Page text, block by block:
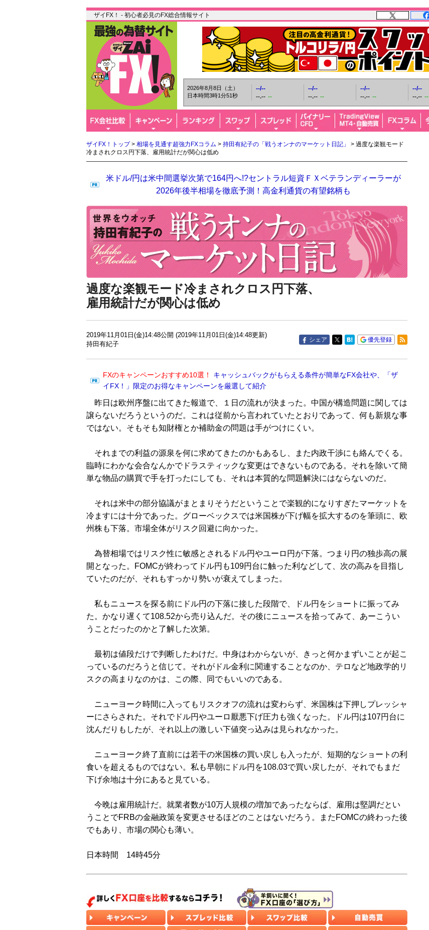
ザイFX！ - 初心者必見のFX総合情報サイト
2026年8月8日（土）
日本時間3時1分52秒
--/--
--.-- --
--/--
--.-- --
--/--
--.-- --
--/--
--.-- --
ザイFX！トップ> 相場を見通す超強力FXコラム > 持田有紀子の「戦うオンナのマーケット日記」
> 過度な楽観モード
冷まされクロス円下落、雇用統計だが関心は低め
米ドル/円は米中間選挙次第で164円へ!?セントラル短資ＦＸベテランディーラーが
2026年後半相場を徹底予測！高金利通貨の有望銘柄も
過度な楽観モード冷まされクロス円下落、
雇用統計だが関心は低め
2019年11月01日(金)14:48公開 (2019年11月01日(金)14:48更新)
持田有紀子
シェア 優先登録
FXのキャンペーンおすすめ10選！
キャッシュバックがもらえる条件が簡単なFX会社や、「ザ
イFX！」限定のお得なキャンペーンを厳選して紹介
昨日は欧州序盤に出てきた報道で、１日の流れが決まった。中国が構造問題に関しては
譲らないだろうというのだ。これは従前から言われていたとおりであって、何も新規な事
ではない。そもそも知財権とか補助金の問題は手がつけにくい。
それまでの利益の源泉を何に求めてきたのかもあるし、また内政干渉にも絡んでくる。
臨時にわかな会合なんかでドラスティックな変更はできないものである。それを除いて簡
単な物品の購買で手を打ったにしても、それは本質的な問題解決にはならないのだ。
それは米中の部分協議がまとまりそうだということで楽観的になりすぎたマーケットを
冷ますには十分であった。グローベックスでは米国株が下げ幅を拡大するのを筆頭に、欧
州株も下落。市場全体がリスク回避に向かった。
為替相場ではリスク性に敏感とされるドル円やユーロ円が下落。つまり円の独歩高の展
開となった。FOMCが終わってドル円も109円台に触った利などして、次の高みを目指し
ていたのだが、それもすっかり勢いが衰えてしまった。
私もニュースを探る前にドル円の下落に接した段階で、ドル円をショートに振ってみ
た。かなり遅くて108.52から売り込んだ。その後にニュースを拾ってみて、あーこうい
うことだったのかと了解した次第。
最初は値段だけで判断したわけだ。中身はわからないが、きっと何かまずいことが起こ
っているのだろうと信じて。それがドル金利に関連することなのか、テロなど地政学的リ
スクの高まりなのかは、この際、同でもいいのである。
ニューヨーク時間に入ってもリスクオフの流れは変わらず、米国株は下押しプレッシャ
ーにさらされた。それでドル円やユーロ厭悪下げ圧力も強くなった。ドル円は107円台に
沈んだりもしたが、それ以上の激しい下値突っ込みは見られなかった。
ニューヨーク終了直前には若干の米国株の買い戻しも入ったが、短期的なショートの利
食いを超えるものではない。私も早朝にドル円を108.03で買い戻したが、それでもまだ
下げ余地は十分にあると見ている。
今晩は雇用統計だ。就業者数が10万人規模の増加であったならば、雇用は堅調だとい
うことでFRBの金融政策を変更させるほどのことはないだろう。またFOMCの終わった後
でもあり、市場の関心も薄い。
日本時間 14時45分